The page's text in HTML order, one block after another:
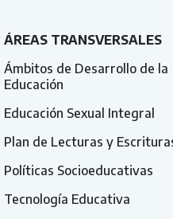
ÁREAS TRANSVERSALES
Ámbitos de Desarrollo de la
Educación
Educación Sexual Integral
Plan de Lecturas y
Políticas Socioeducativas
Tecnología Educativa